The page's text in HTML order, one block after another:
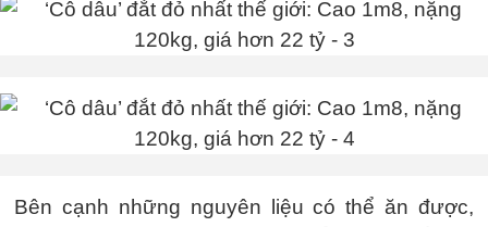
Bên cạnh những nguyên liệu có thể ăn được,